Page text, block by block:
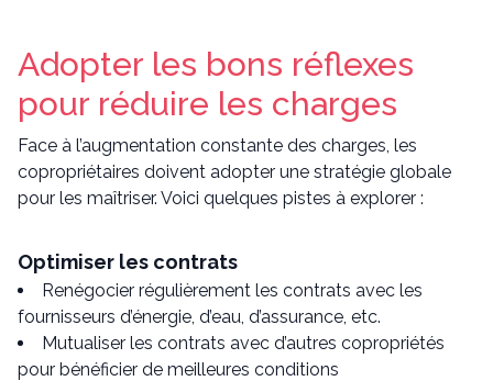
Adopter les bons réflexes
pour réduire les charges
Face à l’augmentation constante des charges, les
copropriétaires doivent adopter une stratégie globale
pour les maîtriser. Voici quelques pistes à explorer :
Optimiser les contrats
Renégocier régulièrement les contrats avec les
fournisseurs d’énergie, d’eau, d’assurance, etc.
Mutualiser les contrats avec d’autres copropriétés
pour bénéficier de meilleures conditions